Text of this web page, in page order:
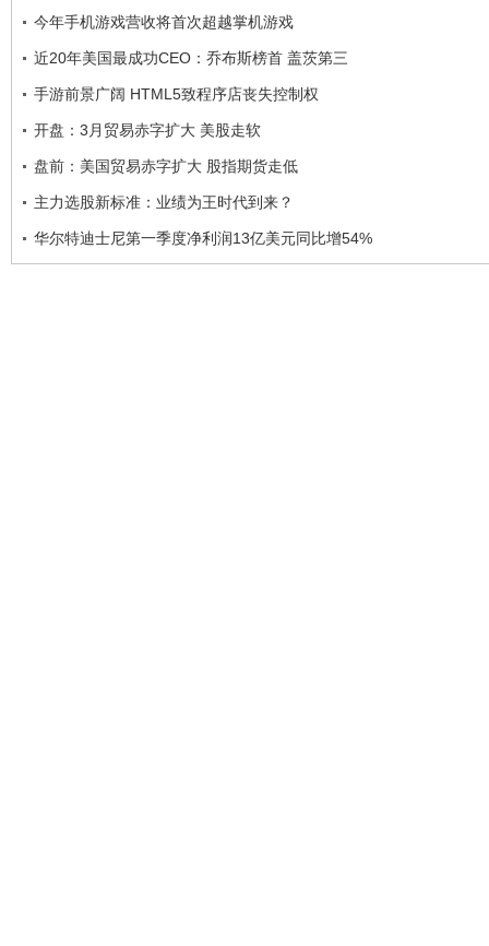
今年手机游戏营收将首次超越掌机游戏
近20年美国最成功CEO：乔布斯榜首 盖茨第三
手游前景广阔 HTML5致程序店丧失控制权
开盘：3月贸易赤字扩大 美股走软
盘前：美国贸易赤字扩大 股指期货走低
主力选股新标准：业绩为王时代到来？
华尔特迪士尼第一季度净利润13亿美元同比增54%